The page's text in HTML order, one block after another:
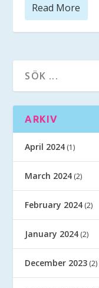
Read More
ARKIV
April 2024 (1)
March 2024 (2)
February 2024 (2)
January 2024 (2)
December 2023 (2)